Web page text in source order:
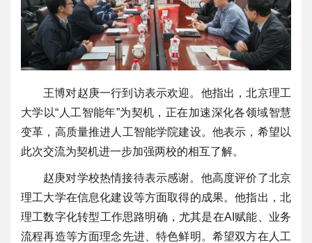
王博对赵庚一行到访表示欢迎。他指出，北京理工
大学以“人工智能年”为契机，正在加速深化各领域智慧
变革，高质量推进人工智能学院建设。他表示，希望以
此次交流为契机进一步加强两校的相互了解。
赵庚对学校热情接待表示感谢。他高度评价了北京
理工大学在信息化建设等方面取得的成果。他指出，北
理工数字化转型工作思路明确，尤其是在AI赋能、业务
流程再造等方面理念先进、特色鲜明。希望双方在人工